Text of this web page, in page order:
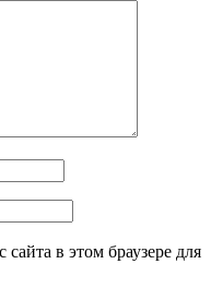
в этом браузере для